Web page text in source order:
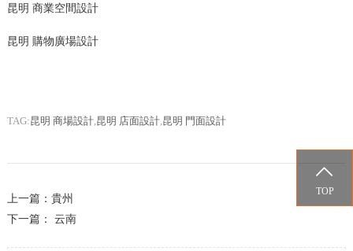
昆明 商業空間設計
昆明 購物廣場設計
TAG:昆明 商場設計,昆明 店面設計,昆明 門面設計
上一篇： 貴州
下一篇： 云南

TOP